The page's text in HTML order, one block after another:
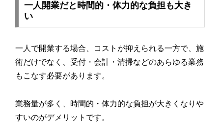
一人開業だと時間的・体力的な負担も大き
い
一人で開業する場合、コストが抑えられる一方で、施
術だけでなく、受付・会計・清掃などのあらゆる業務
もこなす必要があります。
業務量が多く、時間的・体力的な負担が大きくなりや
すいのがデメリットです。